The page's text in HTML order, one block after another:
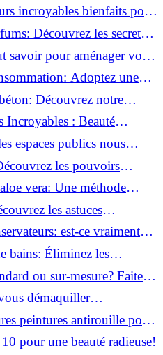
incroyables bienfaits pour
Découvrez les secrets
savoir pour aménager votre
Adoptez une
Découvrez notre
Incroyables : Beauté
!
espaces publics nous
: Révélations surprenantes!
les pouvoirs
vera: Une méthode
les astuces
parfait!est-ce vraiment
bains: Éliminez les
ou sur-mesure? Faites
démaquiller
secrets révélés!
peintures antirouille pour
pour une beauté radieuse!